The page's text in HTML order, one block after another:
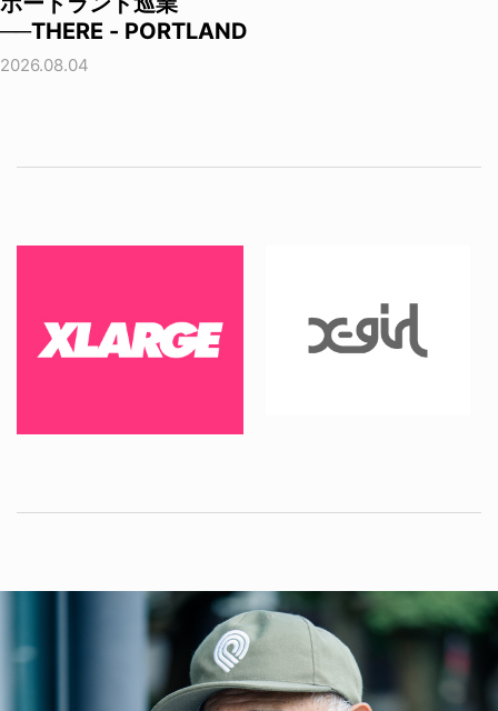
──THERE - PORTLAND
2026.08.04